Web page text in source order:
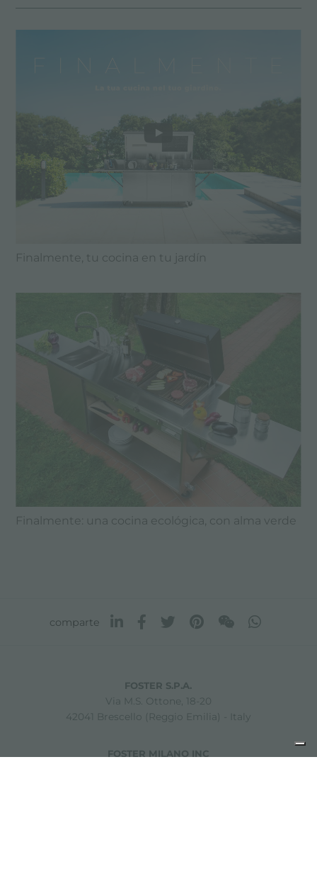
Finalmente, tu cocina en tu jardín
Finalmente: una cocina ecológica, con alma verde
comparte
FOSTER S.P.A.
Via M.S. Ottone, 18-20
42041 Brescello (Reggio Emilia) - Italy
FOSTER MILANO INC